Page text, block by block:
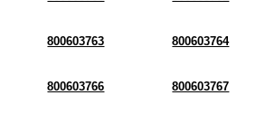
800603763 800603764
800603766 800603767